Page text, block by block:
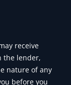
receive
the lender,
nature of any
before you